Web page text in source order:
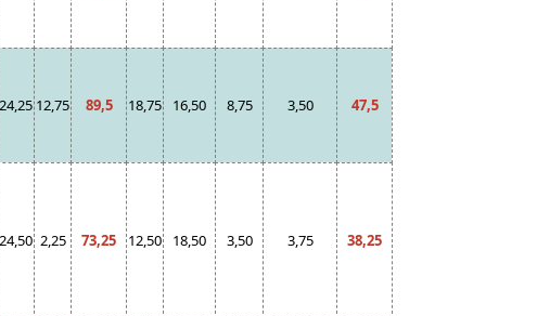
24,25 12,75 89,5 18,75 16,50 8,75 3,50 47,5
24,50 2,25 73,25 12,50 18,50 3,50 3,75 38,25